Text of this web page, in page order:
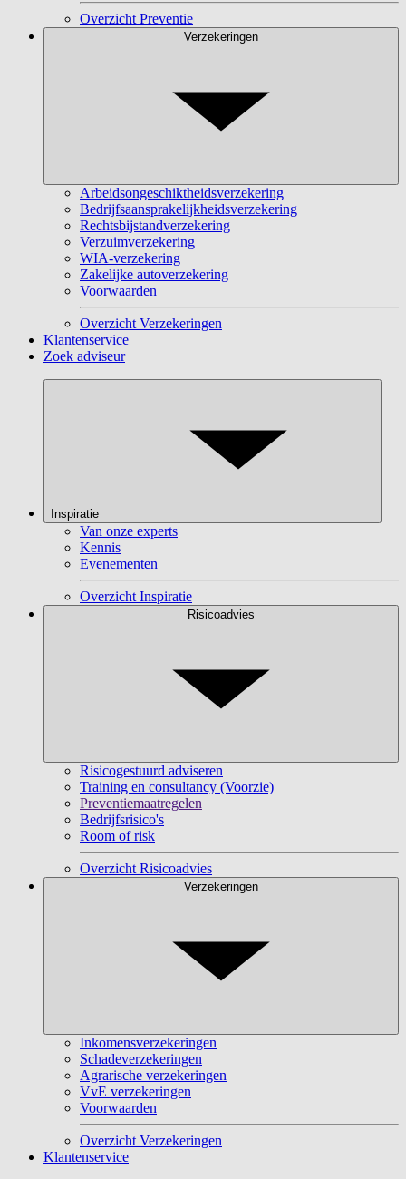
Overzicht Preventie
Verzekeringen
Arbeidsongeschiktheidsverzekering
Bedrijfsaansprakelijkheidsverzekering
Rechtsbijstandverzekering
Verzuimverzekering
WIA-verzekering
Zakelijke autoverzekering
Voorwaarden
Overzicht Verzekeringen
Klantenservice
Zoek adviseur
Inspiratie
Van onze experts
Kennis
Evenementen
Overzicht Inspiratie
Risicoadvies
Risicogestuurd adviseren
Training en consultancy (Voorzie)
Preventiemaatregelen
Bedrijfsrisico's
Room of risk
Overzicht Risicoadvies
Verzekeringen
Inkomensverzekeringen
Schadeverzekeringen
Agrarische verzekeringen
VvE verzekeringen
Voorwaarden
Overzicht Verzekeringen
Klantenservice